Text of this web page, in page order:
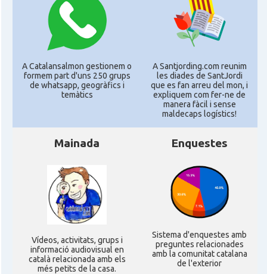
A Catalansalmon gestionem o
formem part d'uns 250 grups
de whatsapp, geogràfics i
temàtics
A Santjording.com reunim
les diades de SantJordi
que es fan arreu del mon, i
expliquem com fer-ne de
manera fàcil i sense
maldecaps logí­stics!
Mainada
Ví­deos, activitats, grups i
informació audiovisual en
català relacionada amb els
més petits de la casa.
Enquestes
Sistema d'enquestes amb
preguntes relacionades
amb la comunitat catalana
de l'exterior